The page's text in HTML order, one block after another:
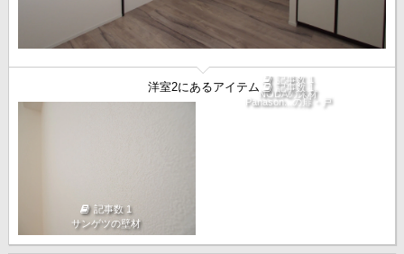
洋室2にあるアイテム
記事数 1
サンゲツの壁材
記事数 1
NODAの床材
記事数 1
Panason...の扉・戸